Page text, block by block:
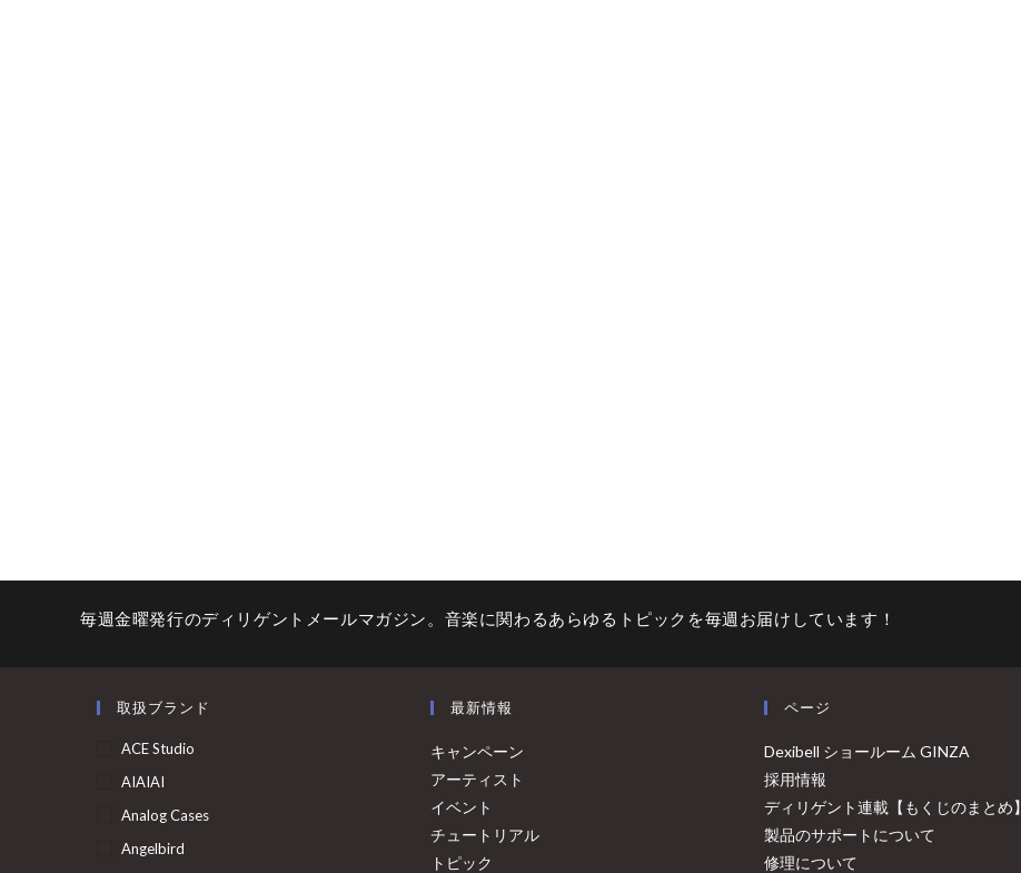
毎週金曜発行のディリゲントメールマガジン。音楽に関わるあらゆるトピックを毎週お届けしています！
取扱ブランド
ACE Studio
AIAIAI
Analog Cases
Angelbird
最新情報
キャンペーン
アーティスト
イベント
チュートリアル
トピック
ページ
Dexibell ショールーム GINZA
採用情報
ディリゲント連載【もくじのまとめ】
製品のサポートについて
修理について